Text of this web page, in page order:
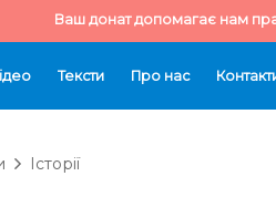
Ваш донат допомагає нам
Тексти Про нас
Історії